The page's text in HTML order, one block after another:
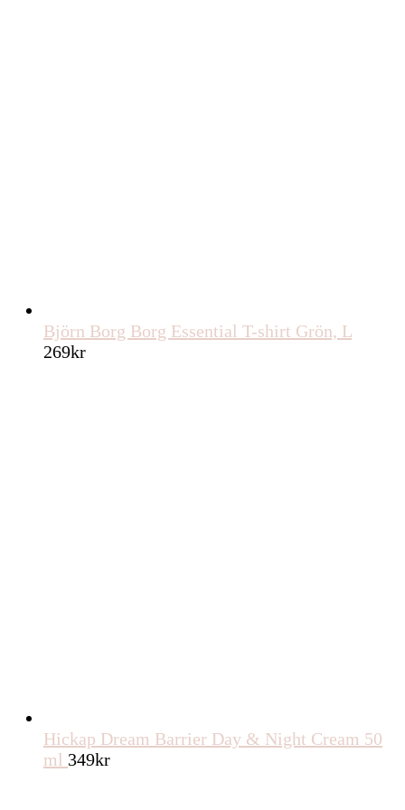
Björn Borg Borg Essential T-shirt Grön, L
269kr
Hickap Dream Barrier Day & Night Cream 50
ml 349kr